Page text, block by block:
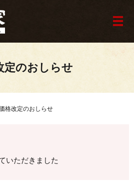
メ
定のおしらせ
格改定のおしらせ
いただきました